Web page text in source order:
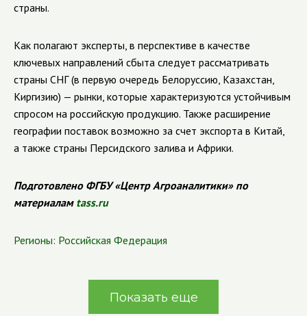
страны.
Как полагают эксперты, в перспективе в качестве
ключевых направлений сбыта следует рассматривать
страны СНГ (в первую очередь Белоруссию, Казахстан,
Киргизию) — рынки, которые характеризуются устойчивым
спросом на российскую продукцию. Также расширение
географии поставок возможно за счет экспорта в Китай,
а также страны Персидского залива и Африки.
Подготовлено ФГБУ «Центр Агроаналитики» по
материалам tass.ru
Регионы: Российская Федерация
Показать еще